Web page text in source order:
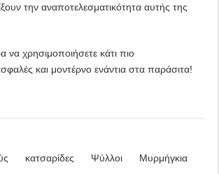
την αναποτελεσματικότητα αυτής της
χρησιμοποιήσετε κάτι πιο
και μοντέρνο ενάντια στα παράσιτα!
κατσαρίδες Ψύλλοι
Μυρμήγκια